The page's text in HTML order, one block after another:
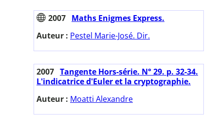
2007 Maths Enigmes Express.
Auteur : Pestel Marie-José. Dir.
2007 Tangente Hors-série. N° 29. p. 32-34.
L'indicatrice d'Euler et la cryptographie.
Auteur : Moatti Alexandre